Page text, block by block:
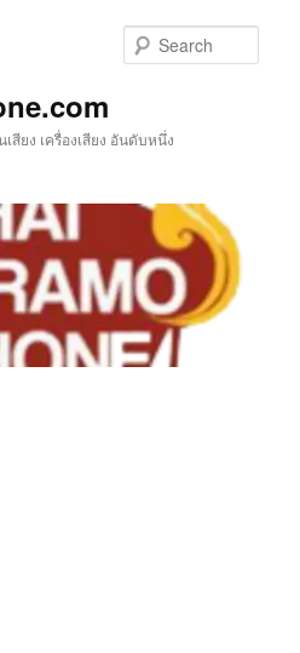
ยง เครื่องเสียง อันดับหนึ่ง